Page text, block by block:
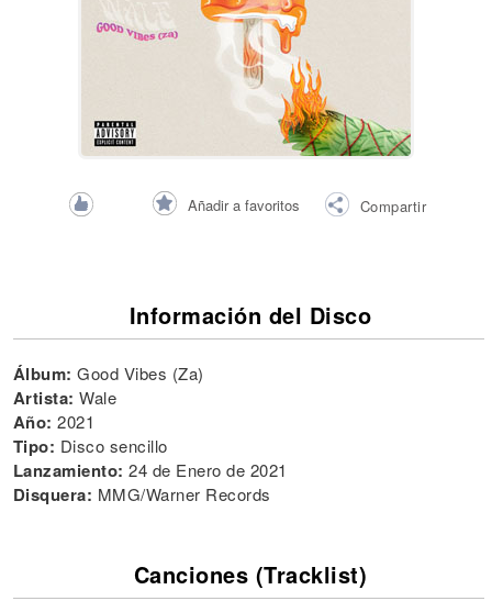
Añadir a favoritos Compartir
Información del Disco
Álbum: Good Vibes (Za)
Artista: Wale
Año: 2021
Tipo: Disco sencillo
Lanzamiento: 24 de Enero de 2021
Disquera: MMG/Warner Records
Canciones (Tracklist)